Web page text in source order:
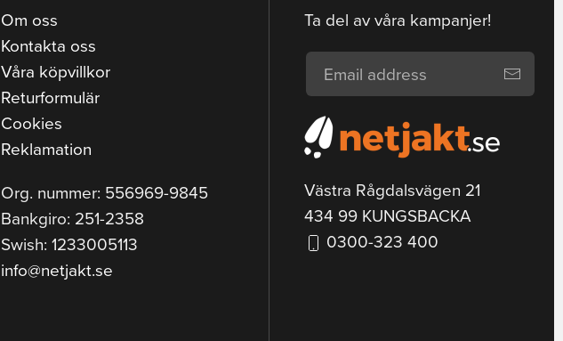
Om oss
Kontakta oss
Våra köpvillkor
Returformulär
Cookies
Reklamation
Org. nummer: 556969-9845
Bankgiro: 251-2358
Swish: 1233005113
info@netjakt.se
Ta del av våra kampanjer!
Västra Rågdalsvägen 21
434 99 KUNGSBACKA
0300-323 400